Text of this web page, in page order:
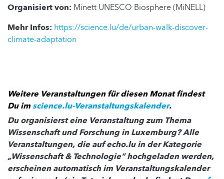
Organisiert von: Minett UNESCO Biosphere (MiNELL)
Mehr Infos: https://science.lu/de/urban-walk-discover-
climate-adaptation
Weitere Veranstaltungen für diesen Monat findest
Du imscience.lu-Veranstaltungskalender.
Du organisierst eine Veranstaltung zum Thema
Wissenschaft und Forschung in Luxemburg? Alle
Veranstaltungen, die auf echo.lu in der Kategorie
„Wissenschaft & Technologie“ hochgeladen werden,
erscheinen automatisch im Veranstaltungskalender